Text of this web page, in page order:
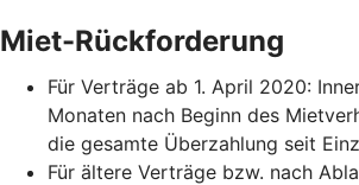
Miet-Rückforderung
Für Verträge ab 1. April 2020:
Monaten nach Beginn des
die gesamte Überzahlung seit
Für ältere Verträge bzw. nach